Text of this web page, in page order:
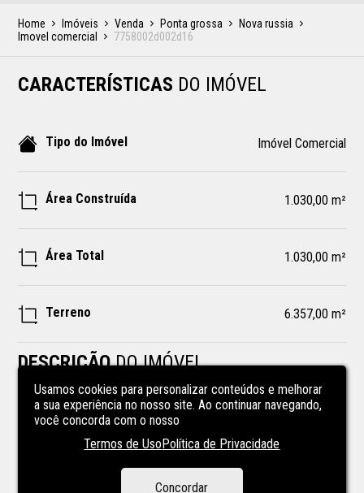
Home Imóveis Venda Ponta grossa
Nova russia
Imovel comercial
7758002d002d16
CARACTERÍSTICAS DO IMÓVEL
Tipo do Imóvel Imóvel Comercial
Área Construída 1.030,00 m²
Área Total 1.030,00 m²
Terreno 6.357,00 m²
DESCRIÇÃODO IMÓVEL
Excelente terreno com potencial construtivo, localizado
frente para 04 ruas, medindo aprox 6.357,45m². Existindo
02 barracões com aprox 1.030,00m² de área construída.
Detalhes: campo de futebol com iluminação, lado de
Usamos cookies para personalizar conteúdos e melhorar
a sua experiência no nosso site. Ao continuar navegando,
você concorda com o nosso
Termos de UsoPolítica de Privacidade
Concordar